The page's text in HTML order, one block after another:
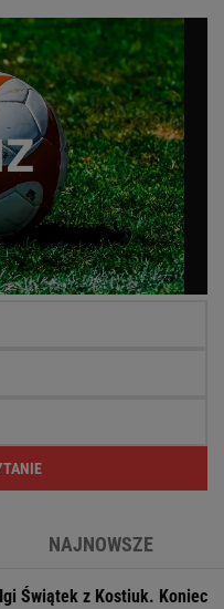
NAJNOWSZE
Świątek z Kostiuk. Koniec